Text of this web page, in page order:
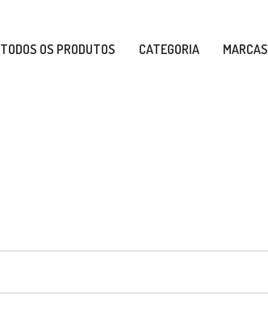
TODOS OS PRODUTOS CATEGORIA MARCAS